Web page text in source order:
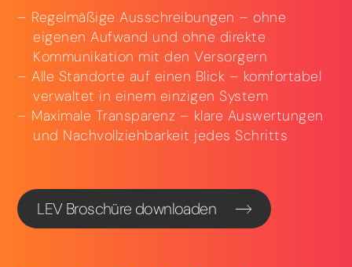
Regelmäßige Ausschreibungen – ohne
eigenen Aufwand und ohne direkte
Kommunikation mit den Versorgern
Alle Standorte auf einen Blick – komfortabel
verwaltet in einem einzigen System
Maximale Transparenz – klare Auswertungen
und Nachvollziehbarkeit jedes Schritts
LEV Broschüre downloaden